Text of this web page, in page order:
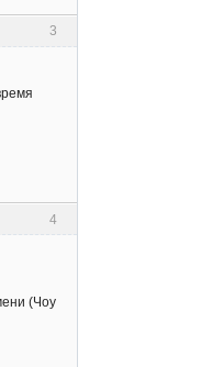
3
4
(Чоу